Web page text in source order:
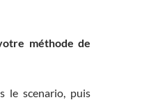
méthode de
le scenario, puis